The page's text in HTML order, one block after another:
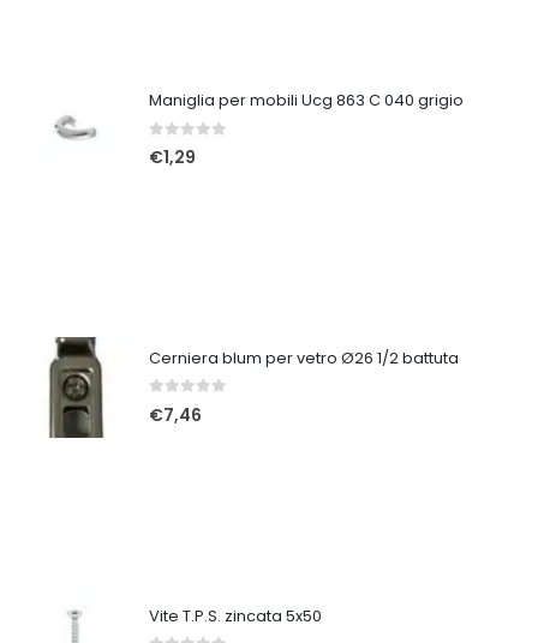
Maniglia per mobili Ucg 863 C 040 grigio
Su 5
€1,29
Cerniera blum per vetro Ø26 1/2 battuta
Su 5
€7,46
Vite T.P.S. zincata 5x50